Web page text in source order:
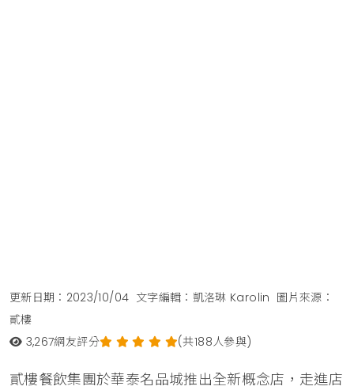
更新日期：2023/10/04 文字編輯：凱洛琳 Karolin 圖片來源：
貳樓
3,267網友評分 (共188人參與)
貳樓餐飲集團於華泰名品城推出全新概念店，走進店